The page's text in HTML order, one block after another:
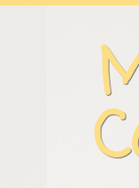
Panneau de gestion des